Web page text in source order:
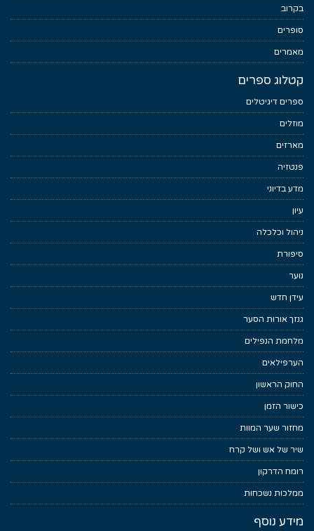
בקרוב
סופרים
מאמרים
קטלוג ספרים
ספרים דיגיטלים
מוזלים
מארזים
פנטזיה
מדע בדיוני
עיון
ניהול וכלכלה
סיפורת
נוער
עידן חדש
גנזך אורות הסער
מלחמת הנפילים
הערפילאים
החוק הראשון
כישור הזמן
מחזור שער המוות
שיר של אש ושל קרח
רומח הדרקון
ממלכות נשכחות
מידע נוסף